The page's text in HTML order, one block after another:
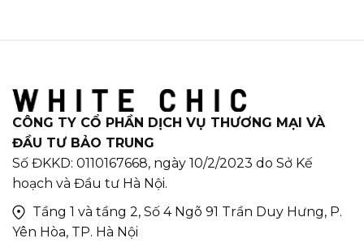
CÔNG TY CỔ PHẦN DỊCH VỤ THƯƠNG MẠI VÀ
ĐẦU TƯ BẢO TRUNG
Số ĐKKD: 0110167668, ngày 10/2/2023 do Sở Kế
hoạch và Đầu tư Hà Nội.
Tầng 1 và tầng 2, Số 4 Ngõ 91 Trần Duy Hưng, P.
Yên Hòa, TP. Hà Nội